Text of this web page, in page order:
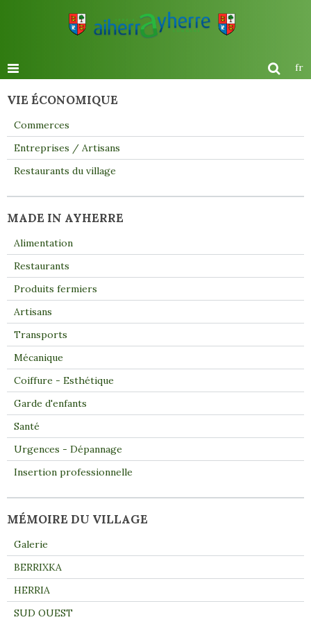
fr
VIE ÉCONOMIQUE
Commerces
Entreprises / Artisans
Restaurants du village
MADE IN AYHERRE
Alimentation
Restaurants
Produits fermiers
Artisans
Transports
Mécanique
Coiffure - Esthétique
Garde d'enfants
Santé
Urgences - Dépannage
Insertion professionnelle
MÉMOIRE DU VILLAGE
Galerie
BERRIXKA
HERRIA
SUD OUEST